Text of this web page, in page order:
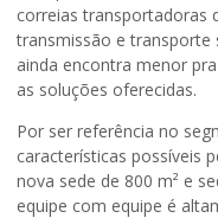
correias transportadoras
transmissão e transporte
ainda encontra menor
as soluções oferecidas.
Por ser referência no
características possíveis
nova sede de 800 m² e
equipe com equipe é